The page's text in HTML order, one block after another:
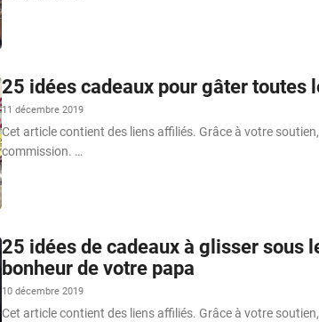
25 idées cadeaux pour gâter toutes
11 décembre 2019
Cet article contient des liens affiliés. Grâce à votre
commission. …
25 idées de cadeaux à glisser sous
bonheur de votre papa
10 décembre 2019
Cet article contient des liens affiliés. Grâce à votre